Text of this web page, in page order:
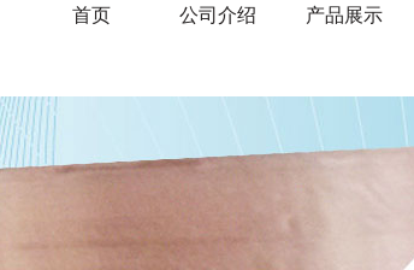
首页 公司介绍 产品展示